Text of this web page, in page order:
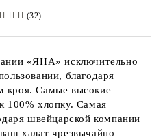
(32)
«ЯНА» исключительно
благодаря
Самые высокие
100% хлопку. Самая
швейцарской компании
халат чрезвычайно